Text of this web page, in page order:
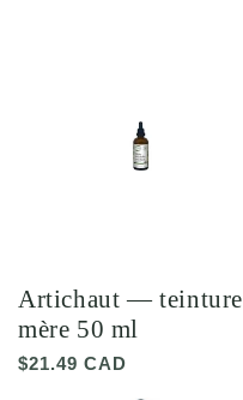
Artichaut — teinture
mère 50 ml
Prix
$21.49 CAD